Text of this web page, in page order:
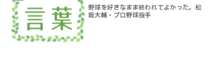
野球を好きなまま終われてよかった。松
坂大輔・プロ野球投手